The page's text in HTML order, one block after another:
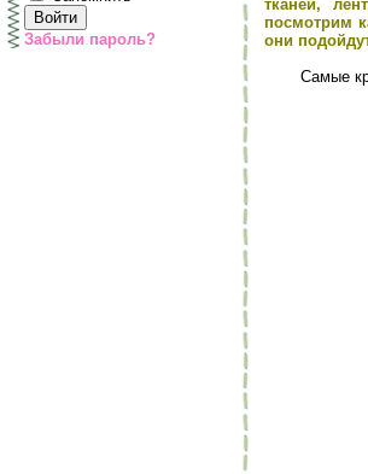
Забыли пароль?
тканей,
посмотрим
они
Самые